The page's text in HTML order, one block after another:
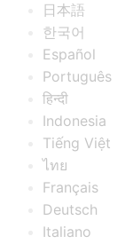
日本語
한국어
Español
Português
हिन्दी
Indonesia
Tiếng Việt
ไทย
Français
Deutsch
Italiano